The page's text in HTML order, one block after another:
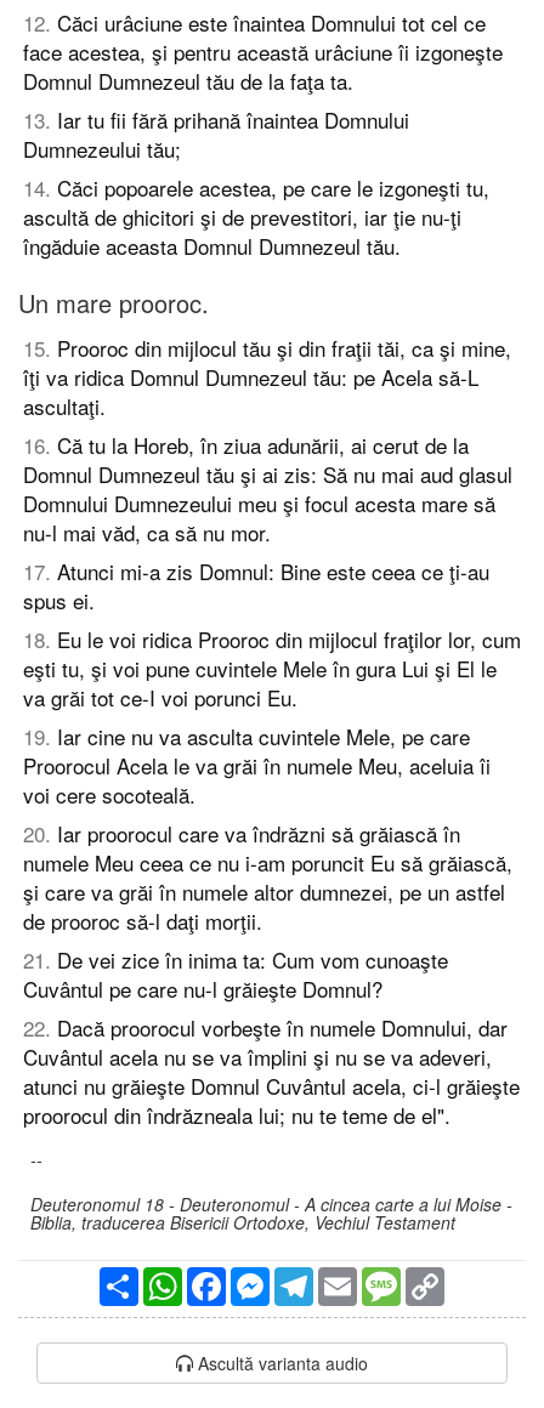
12. Căci urâciune este înaintea Domnului tot cel ce
face acestea, şi pentru această urâciune îi izgoneşte
Domnul Dumnezeul tău de la faţa ta.
13. Iar tu fii fără prihană înaintea Domnului
Dumnezeului tău;
14. Căci popoarele acestea, pe care le izgoneşti tu,
ascultă de ghicitori şi de prevestitori, iar ţie nu-ţi
îngăduie aceasta Domnul Dumnezeul tău.
Un mare prooroc.
15. Prooroc din mijlocul tău şi din fraţii tăi, ca şi mine,
îţi va ridica Domnul Dumnezeul tău: pe Acela să-L
ascultaţi.
16. Că tu la Horeb, în ziua adunării, ai cerut de la
Domnul Dumnezeul tău şi ai zis: Să nu mai aud glasul
Domnului Dumnezeului meu şi focul acesta mare să
nu-l mai văd, ca să nu mor.
17. Atunci mi-a zis Domnul: Bine este ceea ce ţi-au
spus ei.
18. Eu le voi ridica Prooroc din mijlocul fraţilor lor, cum
eşti tu, şi voi pune cuvintele Mele în gura Lui şi El le
va grăi tot ce-I voi porunci Eu.
19. Iar cine nu va asculta cuvintele Mele, pe care
Proorocul Acela le va grăi în numele Meu, aceluia îi
voi cere socoteală.
20. Iar proorocul care va îndrăzni să grăiască în
numele Meu ceea ce nu i-am poruncit Eu să grăiască,
şi care va grăi în numele altor dumnezei, pe un astfel
de prooroc să-l daţi morţii.
21. De vei zice în inima ta: Cum vom cunoaşte
Cuvântul pe care nu-l grăieşte Domnul?
22. Dacă proorocul vorbeşte în numele Domnului, dar
Cuvântul acela nu se va împlini şi nu se va adeveri,
atunci nu grăieşte Domnul Cuvântul acela, ci-l grăieşte
proorocul din îndrăzneala lui; nu te teme de el".
--
Deuteronomul 18 - Deuteronomul - A cincea carte a lui Moise -
Biblia, traducerea Bisericii Ortodoxe, Vechiul Testament
PartajareWhatsAppFacebookMessengerTelegram
Email Message
Ascultă varianta audio